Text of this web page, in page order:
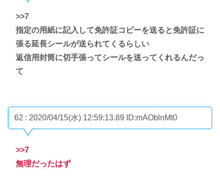
>>7
指定の用紙に記入して免許証コピーを送ると免許証に
張る延長シールが送られてくるらしい
返信用封筒に切手張ってシールを送ってくれるんだっ
て
62 : 2020/04/15(水) 12:59:13.89 ID:mAOblnMt0
>>7
無理だったはず